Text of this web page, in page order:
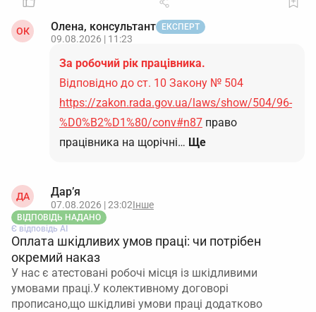
ОК Олена, консультант ЕКСПЕРТ
09.08.2026 | 11:23
За робочий рік працівника.
Відповідно до ст. 10 Закону № 504
https://zakon.rada.gov.ua/laws/show/504/96-
%D0%B2%D1%80/conv#n87 право
працівника на щорічні… Ще
ДА Дар’я
07.08.2026 | 23:02Інше
ВІДПОВІДЬ НАДАНО
Є відповідь АІ
Оплата шкідливих умов праці: чи потрібен
окремий наказ
У нас є атестовані робочі місця із шкідливими
умовами праці.У колективному договорі
прописано,що шкідливі умови праці додатково